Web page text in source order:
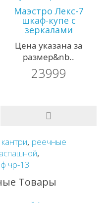
Маэстро Лекс-7
шкаф-купе с
зеркалами
Цена указана за
размер&nb..
23999
кантри, реечные
,
чр-13
Товары